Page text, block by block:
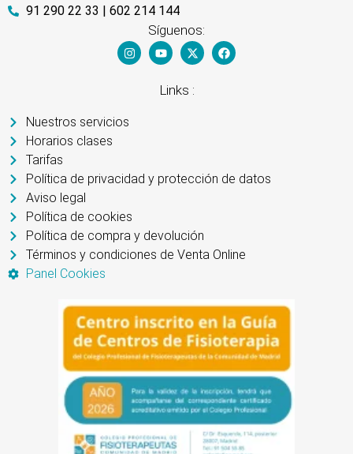
91 290 22 33 | 602 214 144
Síguenos:
Links :
Nuestros servicios
Horarios clases
Tarifas
Política de privacidad y protección de datos
Aviso legal
Política de cookies
Política de compra y devolución
Términos y condiciones de Venta Online
Panel Cookies